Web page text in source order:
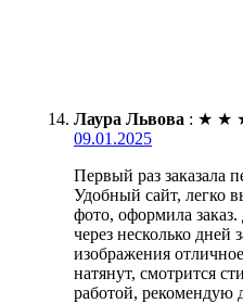
Лаура Львова : ★ ★
09.01.2025
Первый раз заказала
Удобный сайт, легко
фото, оформила
через несколько дней
изображения
натянут, смотрится
работой, рекомендую